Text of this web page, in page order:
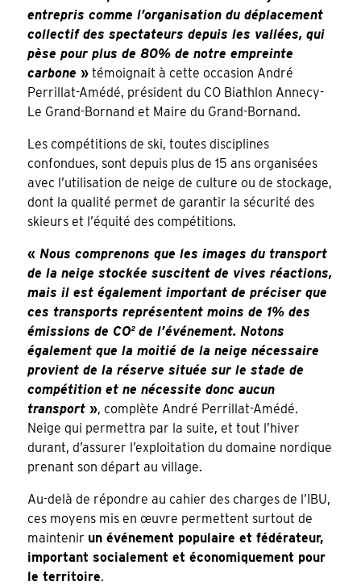
entrepris comme l’organisation du déplacement
collectif des spectateurs depuis les vallées, qui
pèse pour plus de 80% de notre empreinte
carbone » témoignait à cette occasion André
Perrillat-Amédé, président du CO Biathlon Annecy-
Le Grand-Bornand et Maire du Grand-Bornand.
Les compétitions de ski, toutes disciplines
confondues, sont depuis plus de 15 ans organisées
avec l’utilisation de neige de culture ou de stockage,
dont la qualité permet de garantir la sécurité des
skieurs et l’équité des compétitions.
« Nous comprenons que les images du transport
de la neige stockée suscitent de vives réactions,
mais il est également important de préciser que
ces transports représentent moins de 1% des
émissions de CO² de l’événement. Notons
également que la moitié de la neige nécessaire
provient de la réserve située sur le stade de
compétition et ne nécessite donc aucun
transport », complète André Perrillat-Amédé.
Neige qui permettra par la suite, et tout l’hiver
durant, d’assurer l’exploitation du domaine nordique
prenant son départ au village.
Au-delà de répondre au cahier des charges de l’IBU,
ces moyens mis en œuvre permettent surtout de
maintenir un événement populaire et fédérateur,
important socialement et économiquement pour
le territoire.